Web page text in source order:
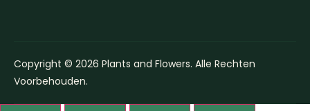
Copyright © 2026 Plants and Flowers. Alle Rechten
Voorbehouden.